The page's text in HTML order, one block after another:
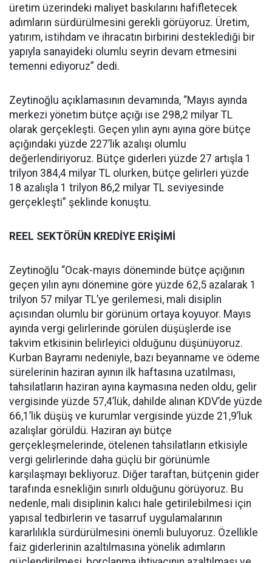
üretim üzerindeki maliyet baskılarını hafifletecek
adımların sürdürülmesini gerekli görüyoruz. Üretim,
yatırım, istihdam ve ihracatın birbirini desteklediği bir
yapıyla sanayideki olumlu seyrin devam etmesini
temenni ediyoruz” dedi.
Zeytinoğlu açıklamasının devamında, “Mayıs ayında
merkezi yönetim bütçe açığı ise 298,2 milyar TL
olarak gerçekleşti. Geçen yılın aynı ayına göre bütçe
açığındaki yüzde 227’lik azalışı olumlu
değerlendiriyoruz. Bütçe giderleri yüzde 27 artışla 1
trilyon 384,4 milyar TL olurken, bütçe gelirleri yüzde
18 azalışla 1 trilyon 86,2 milyar TL seviyesinde
gerçekleşti” şeklinde konuştu.
REEL SEKTÖRÜN KREDİYE ERİŞİMİ
Zeytinoğlu “Ocak-mayıs döneminde bütçe açığının
geçen yılın aynı dönemine göre yüzde 62,5 azalarak 1
trilyon 57 milyar TL’ye gerilemesi, mali disiplin
açısından olumlu bir görünüm ortaya koyuyor. Mayıs
ayında vergi gelirlerinde görülen düşüşlerde ise
takvim etkisinin belirleyici olduğunu düşünüyoruz.
Kurban Bayramı nedeniyle, bazı beyanname ve ödeme
sürelerinin haziran ayının ilk haftasına uzatılması,
tahsilatların haziran ayına kaymasına neden oldu, gelir
vergisinde yüzde 57,4’lük, dahilde alınan KDV’de yüzde
66,1’lik düşüş ve kurumlar vergisinde yüzde 21,9’luk
azalışlar görüldü. Haziran ayı bütçe
gerçekleşmelerinde, ötelenen tahsilatların etkisiyle
vergi gelirlerinde daha güçlü bir görünümle
karşılaşmayı bekliyoruz. Diğer taraftan, bütçenin gider
tarafında esnekliğin sınırlı olduğunu görüyoruz. Bu
nedenle, mali disiplinin kalıcı hale getirilebilmesi için
yapısal tedbirlerin ve tasarruf uygulamalarının
kararlılıkla sürdürülmesini önemli buluyoruz. Özellikle
faiz giderlerinin azaltılmasına yönelik adımların